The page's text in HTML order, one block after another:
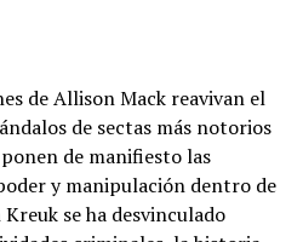
de Allison Mack reavivan el
de sectas más notorios
de manifiesto las
y manipulación dentro de
se ha desvinculado